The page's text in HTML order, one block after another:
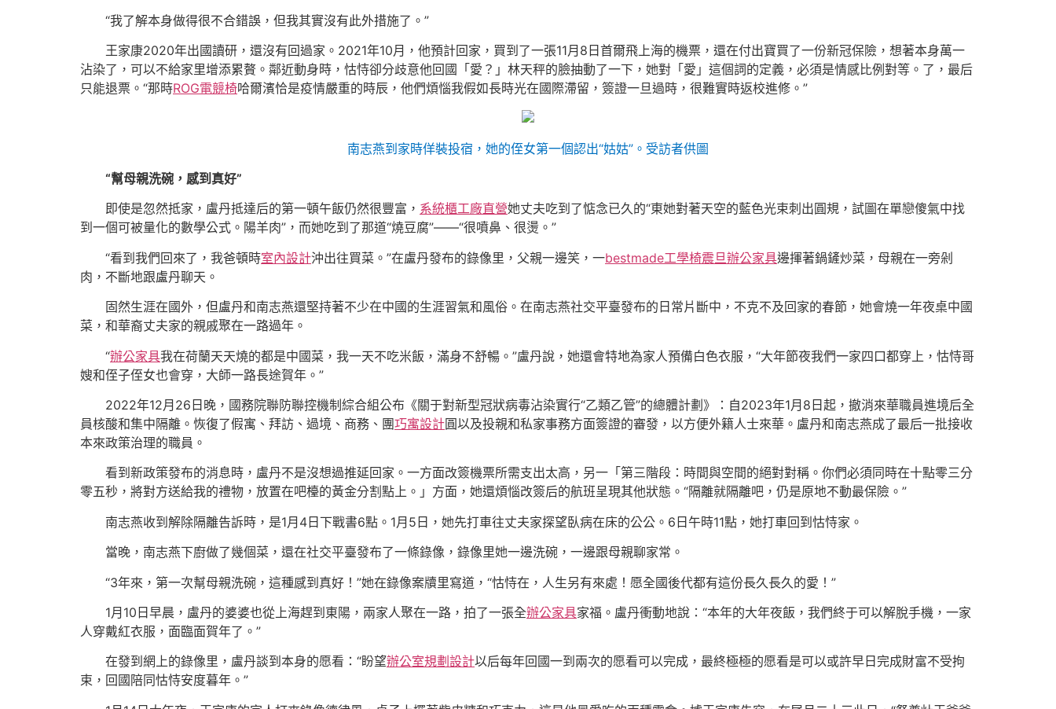
“我了解本身做得很不合錯誤，但我其實沒有此外措施了。”
王家康2020年出國讀研，還沒有回過家。2021年10月，他預計回家，買到了一張11月8日首爾飛上海的機票，還在付出寶買了一份新冠保險，想著本身萬一
沾染了，可以不給家里增添累贅。鄰近動身時，怙恃卻分歧意他回國「愛？」林天秤的臉抽動了一下，她對「愛」這個詞的定義，必須是情感比例對等。了，最后
只能退票。“那時ROG電競椅哈爾濱恰是疫情嚴重的時辰，他們煩惱我假如長時光在國際滯留，簽證一旦過時，很難實時返校進修。”
南志燕到家時佯裝投宿，她的侄女第一個認出“姑姑”。受訪者供圖
“幫母親洗碗，感到真好”
即使是忽然抵家，盧丹抵達后的第一頓午飯仍然很豐富， 系統櫃工廠直營她丈夫吃到了惦念已久的“東她對著天空的藍色光束刺出圓規，試圖在單戀傻氣中找
到一個可被量化的數學公式。陽羊肉”，而她吃到了那道“燒豆腐”——“很噴鼻、很燙。”
“看到我們回來了，我爸頓時室內設計沖出往買菜。”在盧丹發布的錄像里，父親一邊笑，一bestmade工學椅震旦辦公家具邊揮著鍋鏟炒菜，母親在一旁剁
肉，不斷地跟盧丹聊天。
固然生涯在國外，但盧丹和南志燕還堅持著不少在中國的生涯習氣和風俗。在南志燕社交平臺發布的日常片斷中，不克不及回家的春節，她會燒一年夜桌中國
菜，和華裔丈夫家的親戚聚在一路過年。
“辦公家具我在荷蘭天天燒的都是中國菜，我一天不吃米飯，滿身不舒暢。”盧丹說，她還會特地為家人預備白色衣服，“大年節夜我們一家四口都穿上，怙恃哥
嫂和侄子侄女也會穿，大師一路長途賀年。”
2022年12月26日晚，國務院聯防聯控機制綜合組公布《關于對新型冠狀病毒沾染實行“乙類乙管”的總體計劃》：自2023年1月8日起，撤消來華職員進境后全
員核酸和集中隔離。恢復了假寓、拜訪、過境、商務、團巧寓設計圓以及投親和私家事務方面簽證的審發，以方便外籍人士來華。盧丹和南志燕成了最后一批接收
本來政策治理的職員。
看到新政策發布的消息時，盧丹不是沒想過推延回家。一方面改簽機票所需支出太高，另一「第三階段：時間與空間的絕對對稱。你們必須同時在十點零三分
零五秒，將對方送給我的禮物，放置在吧檯的黃金分割點上。」方面，她還煩惱改簽后的航班呈現其他狀態。“隔離就隔離吧，仍是原地不動最保險。”
南志燕收到解除隔離告訴時，是1月4日下戰書6點。1月5日，她先打車往丈夫家探望臥病在床的公公。6日午時11點，她打車回到怙恃家。
當晚，南志燕下廚做了幾個菜，還在社交平臺發布了一條錄像，錄像里她一邊洗碗，一邊跟母親聊家常。
“3年來，第一次幫母親洗碗，這種感到真好！”她在錄像案牘里寫道，“怙恃在，人生另有來處！愿全國後代都有這份長久長久的愛！”
1月10日早晨，盧丹的婆婆也從上海趕到東陽，兩家人聚在一路，拍了一張全辦公家具家福。盧丹衝動地說：“本年的大年夜飯，我們終于可以解脫手機，一家
人穿戴紅衣服，面臨面賀年了。”
在發到網上的錄像里，盧丹談到本身的愿看：“盼望辦公室規劃設計以后每年回國一到兩次的愿看可以完成，最終極極的愿看是可以或許早日完成財富不受拘
束，回國陪同怙恃安度暮年。”